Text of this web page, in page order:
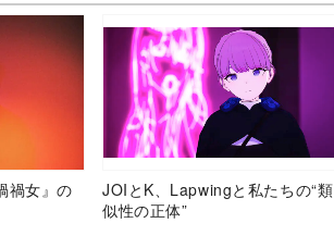
禍女』の
JOIとK、Lapwingと私たちの“類
似性の正体”